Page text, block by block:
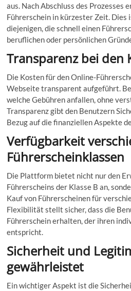
aus. Nach Abschluss des Prozesses
Führerschein in kürzester Zeit.
diejenigen, die schnell einen
beruflichen oder persönlichen
Transparenz bei den
Die Kosten für den Online-
Webseite transparent aufgeführt.
welche Gebühren anfallen, ohne
Transparenz gibt den Benutzern
Bezug auf die finanziellen Aspekte
Verfügbarkeit
Führerscheinklassen
Die Plattform bietet nicht nur den
Führerscheins der Klasse B an,
Kauf von Führerscheinen für
Flexibilität stellt sicher, dass die
Führerschein erhalten, der ihren
entspricht.
Sicherheit und
gewährleistet
Ein wichtiger Aspekt ist die